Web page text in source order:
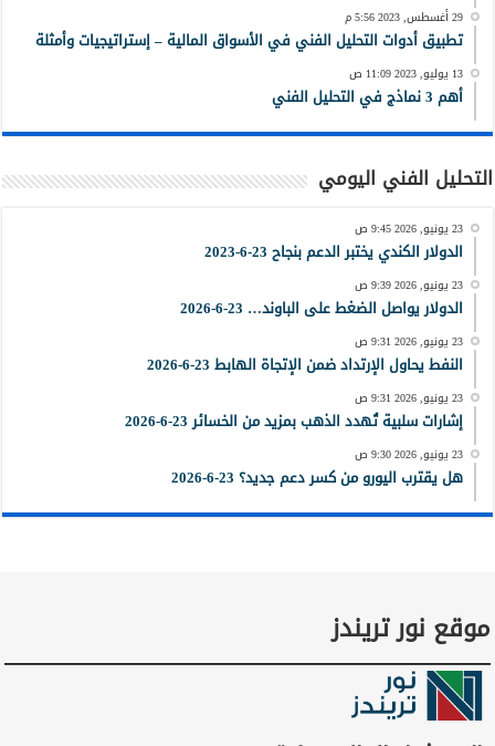
29 أغسطس, 2023 5:56 م
تطبيق أدوات التحليل الفني في الأسواق المالية – إستراتيجيات وأمثلة
13 يوليو, 2023 11:09 ص
أهم 3 نماذج في التحليل الفني
التحليل الفني اليومي
23 يونيو, 2026 9:45 ص
الدولار الكندي يختبر الدعم بنجاح 23-6-2023
23 يونيو, 2026 9:39 ص
الدولار يواصل الضغط على الباوند… 23-6-2026
23 يونيو, 2026 9:31 ص
النفط يحاول الإرتداد ضمن الإتجاة الهابط 23-6-2026
23 يونيو, 2026 9:31 ص
إشارات سلبية تُهدد الذهب بمزيد من الخسائر 23-6-2026
23 يونيو, 2026 9:30 ص
هل يقترب اليورو من كسر دعم جديد؟ 23-6-2026
موقع نور تريندز